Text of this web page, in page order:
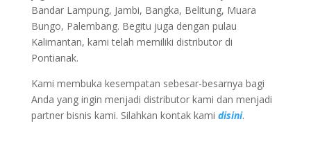
Bandar Lampung, Jambi, Bangka, Belitung, Muara
Bungo, Palembang. Begitu juga dengan pulau
Kalimantan, kami telah memiliki distributor di
Pontianak.
Kami membuka kesempatan sebesar-besarnya bagi
Anda yang ingin menjadi distributor kami dan menjadi
partner bisnis kami. Silahkan kontak kami disini.